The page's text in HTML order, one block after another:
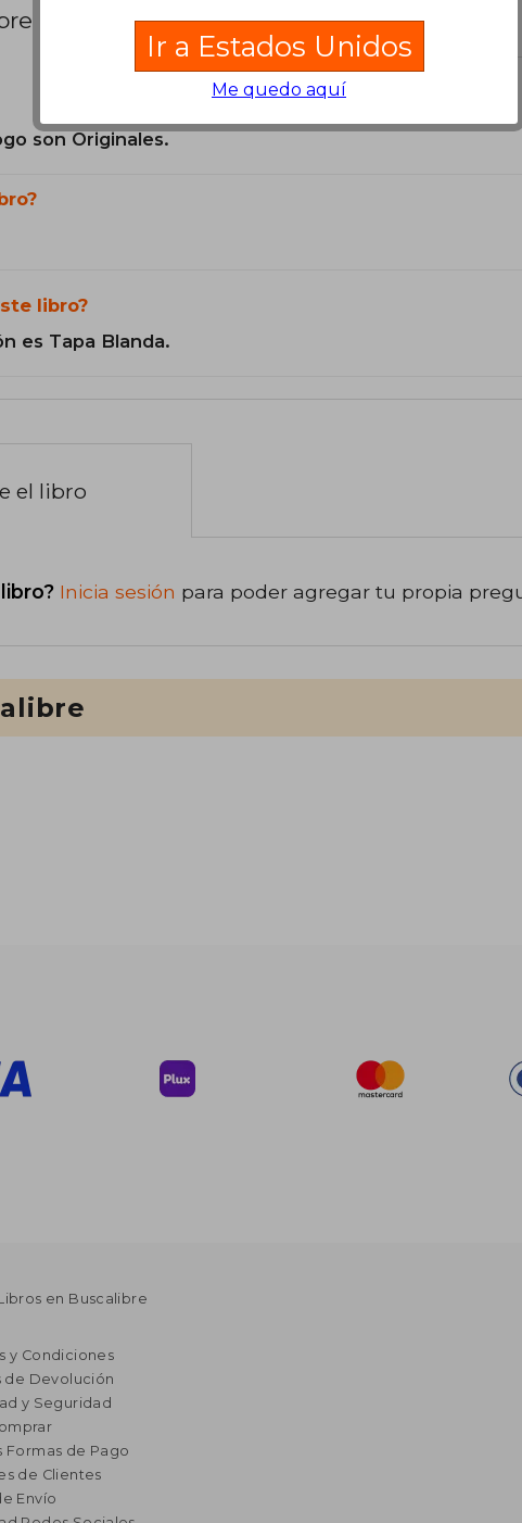
el libro
son Originales.
libro?
es Tapa Blanda.
el libro
Inicia sesión para poder agregar tu propia
en Buscalibre
y Condiciones
de Devolución
y Seguridad
Formas de Pago
de Clientes
Envío
Ir a Estados Unidos
Me quedo aquí